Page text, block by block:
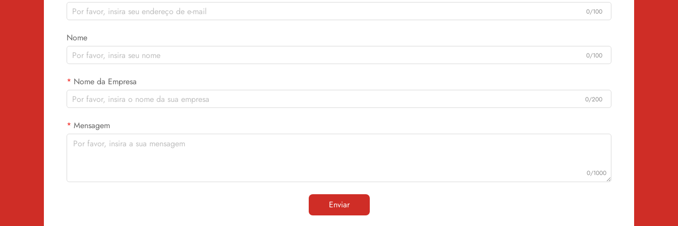
0/100
Nome
0/100
Nome da Empresa
0/200
Mensagem
0/1000
Enviar